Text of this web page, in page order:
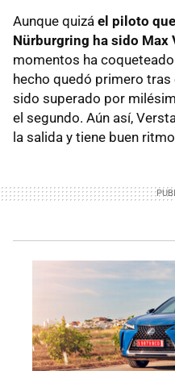
Aunque quizá el piloto
Nürburgring ha sido Max
momentos ha
hecho quedó primero
sido superado por
el segundo. Aún así,
la salida y tiene buen